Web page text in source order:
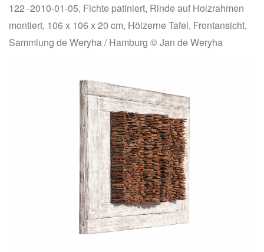
122 -2010-01-05, Fichte patiniert, Rinde auf Holzrahmen
montiert, 106 x 106 x 20 cm, Hölzerne Tafel, Frontansicht,
Sammlung de Weryha / Hamburg © Jan de Weryha